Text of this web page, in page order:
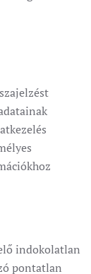
indokolatlan
pontatlan